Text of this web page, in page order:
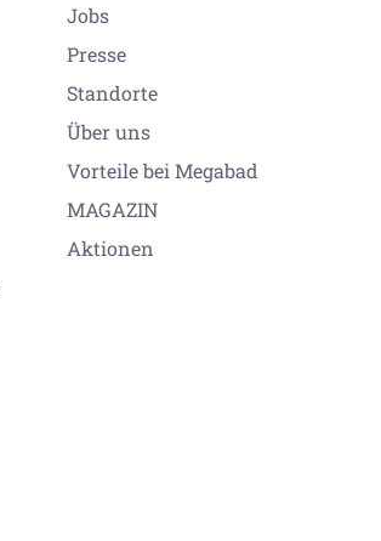
Jobs
Presse
Standorte
Über uns
Vorteile bei Megabad
MAGAZIN
Aktionen